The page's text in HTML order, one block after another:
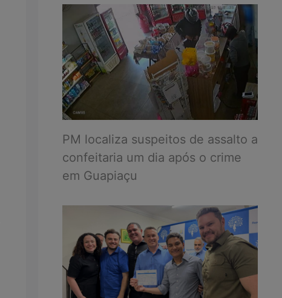
PM localiza suspeitos de assalto a
confeitaria um dia após o crime
em Guapiaçu